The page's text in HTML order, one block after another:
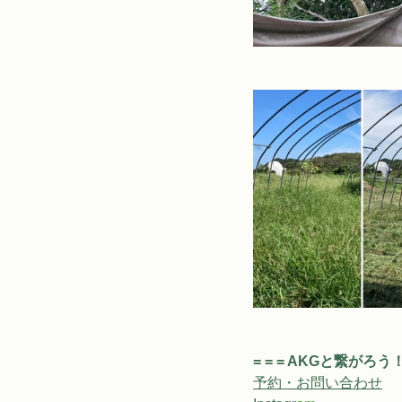
= = = AKGと繋がろう
予約・お問い合わせ